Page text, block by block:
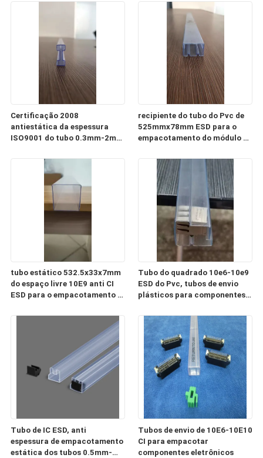
Certificação 2008
antiestática da espessura
ISO9001 do tubo 0.3mm-2mm
recipiente do tubo do Pvc de
525mmx78mm ESD para o
empacotamento do módulo de
tubo estático 532.5x33x7mm
do espaço livre 10E9 anti CI
ESD para o empacotamento e
Tubo do quadrado 10e6-10e9
ESD do Pvc, tubos de envio
plásticos para componentes
Tubo de IC ESD, anti
espessura de empacotamento
estática dos tubos 0.5mm-
Tubos de envio de 10E6-10E10
CI para empacotar
componentes eletrônicos